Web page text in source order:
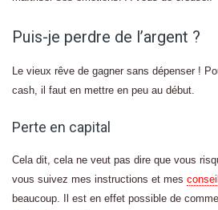
Puis-je perdre de l’argent ?
Le vieux rêve de gagner sans dépenser !
cash, il faut en mettre en peu au début.
Perte en capital
Cela dit, cela ne veut pas dire que vous
vous suivez mes instructions et mes
beaucoup. Il est en effet possible de